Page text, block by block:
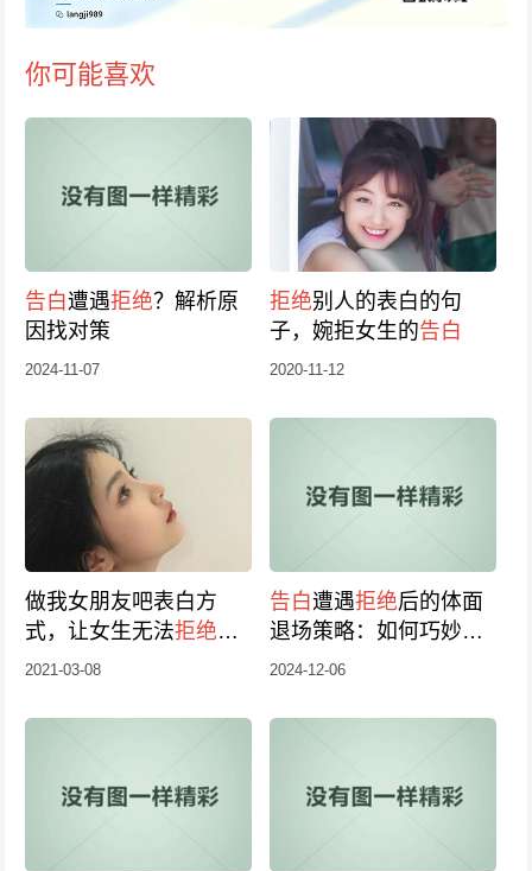
你可能喜欢
告白遭遇拒绝？解析原
因找对策
2024-11-07
拒绝别人的表白的句
子，婉拒女生的告白
2020-11-12
做我女朋友吧表白方
式，让女生无法拒绝的
告白
2021-03-08
告白遭遇拒绝后的体面
退场策略：如何巧妙挽
回面子？
2024-12-06